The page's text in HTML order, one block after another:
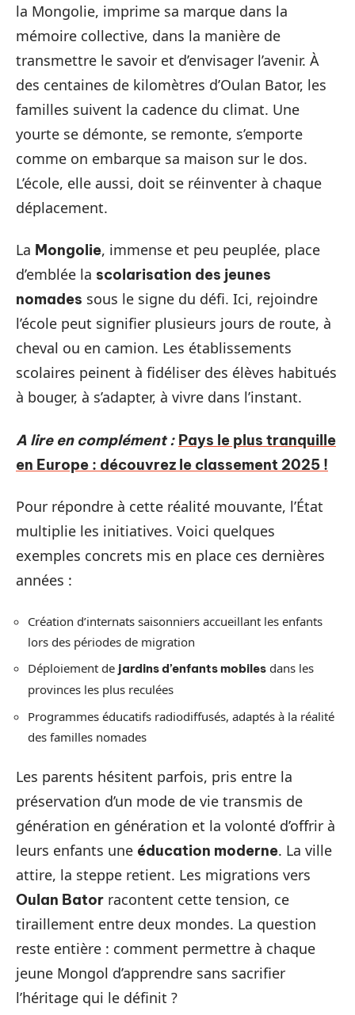
la Mongolie, imprime sa marque dans la
mémoire collective, dans la manière de
transmettre le savoir et d’envisager l’avenir. À
des centaines de kilomètres d’Oulan Bator, les
familles suivent la cadence du climat. Une
yourte se démonte, se remonte, s’emporte
comme on embarque sa maison sur le dos.
L’école, elle aussi, doit se réinventer à chaque
déplacement.
La Mongolie, immense et peu peuplée, place
d’emblée la scolarisation des jeunes
nomades sous le signe du défi. Ici, rejoindre
l’école peut signifier plusieurs jours de route, à
cheval ou en camion. Les établissements
scolaires peinent à fidéliser des élèves habitués
à bouger, à s’adapter, à vivre dans l’instant.
A lire en complément : Pays le plus tranquille
en Europe : découvrez le classement 2025 !
Pour répondre à cette réalité mouvante, l’État
multiplie les initiatives. Voici quelques
exemples concrets mis en place ces dernières
années :
Création d’internats saisonniers accueillant les enfants
lors des périodes de migration
Déploiement de jardins d’enfants mobiles dans les
provinces les plus reculées
Programmes éducatifs radiodiffusés, adaptés à la réalité
des familles nomades
Les parents hésitent parfois, pris entre la
préservation d’un mode de vie transmis de
génération en génération et la volonté d’offrir à
leurs enfants une éducation moderne. La ville
attire, la steppe retient. Les migrations vers
Oulan Bator racontent cette tension, ce
tiraillement entre deux mondes. La question
reste entière : comment permettre à chaque
jeune Mongol d’apprendre sans sacrifier
l’héritage qui le définit ?